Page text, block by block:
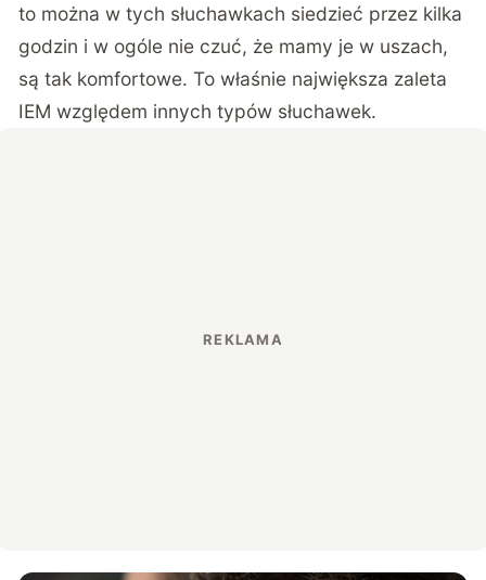
to można w tych słuchawkach siedzieć przez kilka
godzin i w ogóle nie czuć, że mamy je w uszach,
są tak komfortowe. To właśnie największa zaleta
IEM względem innych typów słuchawek.